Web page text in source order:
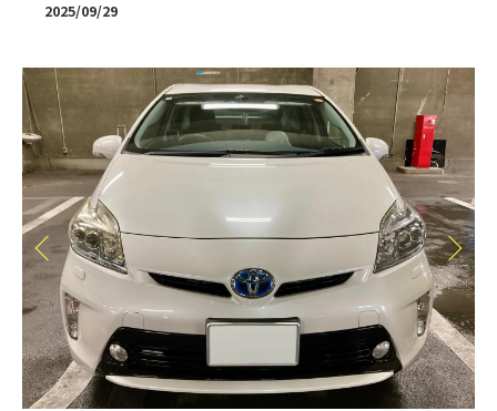
2025/09/29